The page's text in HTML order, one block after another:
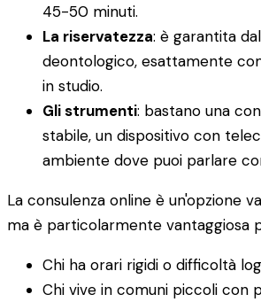
45-50 minuti.
La riservatezza: è garantita
deontologico, esattamente
in studio.
Gli strumenti: bastano una
stabile, un dispositivo con
ambiente dove puoi parlare
La consulenza online è un'opzione
ma è particolarmente vantaggiosa
Chi ha orari rigidi o difficoltà
Chi vive in comuni piccoli con